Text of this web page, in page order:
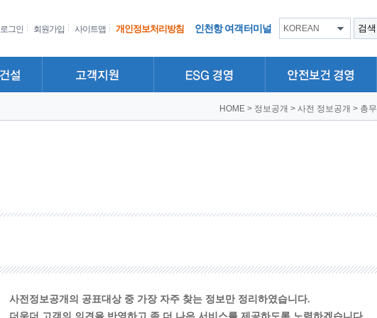
로그인 회원가입 사이트맵 개인정보처리방침 인천항 여객터미널 KOREAN
HOME > 정보공개 > 사전 정보공개 > 총무
사전정보공개의 공표대상 중 가장 자주 찾는 정보만 정리하였습니다.